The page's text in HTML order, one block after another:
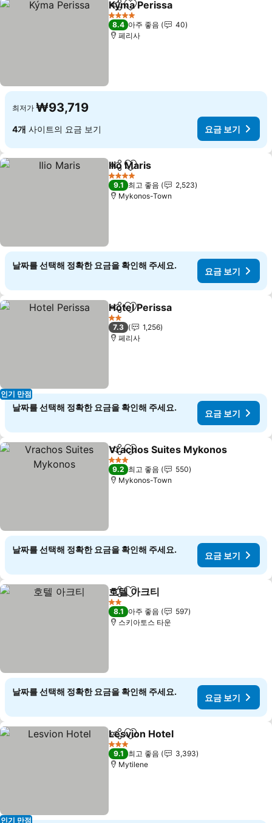
공유 즐겨찾기에 추가
Kýma Perissa
4 성급
8.4 아주 좋음
40
페리사
최저가 ₩93,719
4개 사이트의 요금 보기 요금 보기
공유 즐겨찾기에 추가
Ilio Maris
4 성급
9.1 최고 좋음
2,523
Mykonos-Town
날짜를 선택해 정확한 요금을 확인해 주세요.
요금 보기
인기 만점
공유 즐겨찾기에 추가
Hotel Perissa
2 성급
7.3
1,256
페리사
날짜를 선택해 정확한 요금을 확인해 주세요.
요금 보기
공유 즐겨찾기에 추가
Vrachos Suites Mykonos
3 성급
9.2 최고 좋음
550
Mykonos-Town
날짜를 선택해 정확한 요금을 확인해 주세요.
요금 보기
공유 즐겨찾기에 추가
호텔 아크티
2 성급
8.1 아주 좋음
597
스키아토스 타운
날짜를 선택해 정확한 요금을 확인해 주세요.
요금 보기
인기 만점
공유 즐겨찾기에 추가
Lesvion Hotel
3 성급
9.1 최고 좋음
3,393
Mytilene